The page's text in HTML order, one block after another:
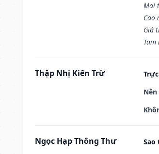
Mai
Cao
Giá
Thập Nhị Kiến Trừ
Ngọc Hạp Thông Thư Sao